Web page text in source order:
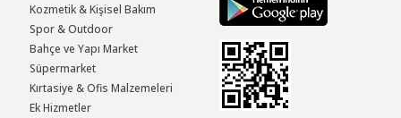
Kozmetik & Kişisel Bakım
Spor & Outdoor
Bahçe ve Yapı Market
Süpermarket
Kırtasiye & Ofis Malzemeleri
Ek Hizmetler